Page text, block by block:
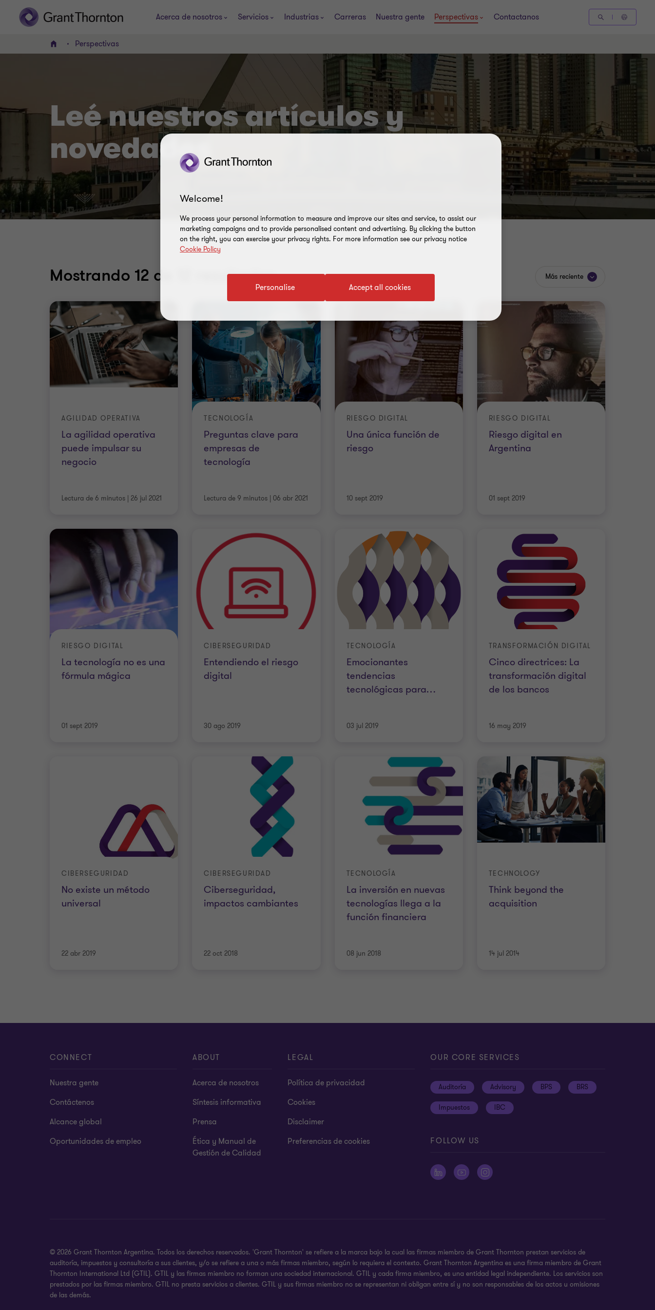
Acerca de nosotros Servicios Industrias Carreras Nuestra gente Perspectivas Contactanos
INICIO Perspectivas
Leé nuestros artículos y
novedades
Mostrando 12 de 12 resultados Más reciente
La agilidad operativa
puede impulsar su
negocio
AGILIDAD OPERATIVA
Lectura de 6 minutos | 26 jul 2021
Preguntas clave para
empresas de
tecnología
TECNOLOGÍA
Lectura de 9 minutos | 06 abr 2021
Una única función de
riesgo
RIESGO DIGITAL
10 sept 2019
Riesgo digital en
Argentina
RIESGO DIGITAL
01 sept 2019
La tecnología no es una
fórmula mágica
RIESGO DIGITAL
01 sept 2019
Entendiendo el riesgo
digital
CIBERSEGURIDAD
30 ago 2019
Emocionantes
tendencias
tecnológicas para…
TECNOLOGÍA
03 jul 2019
Cinco directrices: La
transformación digital
de los bancos
TRANSFORMACIÓN DIGITAL
16 may 2019
No existe un método
universal
CIBERSEGURIDAD
22 abr 2019
Ciberseguridad,
impactos cambiantes
CIBERSEGURIDAD
22 oct 2018
La inversión en nuevas
tecnologías llega a la
función financiera
TECNOLOGÍA
08 jun 2018
Think beyond the
acquisition
TECHNOLOGY
14 jul 2014
CONNECT
Nuestra gente
Contáctenos
Alcance global
Oportunidades de empleo
ABOUT
Acerca de nosotros
Síntesis informativa
Prensa
Ética y Manual de
Gestión de Calidad
LEGAL
Política de privacidad
Cookies
Disclaimer
Preferencias de cookies
OUR CORE SERVICES
Auditoría Advisory BPS BRS
Impuestos IBC
FOLLOW US
© 2026 Grant Thornton Argentina. Todos los derechos reservados. 'Grant Thornton' se refiere a la marca bajo la cual las firmas miembro de Grant Thornton prestan servicios de
auditoría, impuestos y consultoría a sus clientes, y/o se refiere a una o más firmas miembro, según lo requiera el contexto. Grant Thornton Argentina es una firma miembro de Grant
Thornton International Ltd (GTIL). GTIL y las firmas miembro no forman una sociedad internacional. GTIL y cada firma miembro, es una entidad legal independiente. Los servicios son
prestados por las firmas miembro. GTIL no presta servicios a clientes. GTIL y sus firmas miembro no se representan ni obligan entre sí y no son responsables de los actos u omisiones
de las demás.
Welcome!
We process your personal information to measure and improve our sites and service, to assist our
marketing campaigns and to provide personalised content and advertising. By clicking the button
on the right, you can exercise your privacy rights. For more information see our privacy notice
Cookie Policy
Accept all cookies
Personalise